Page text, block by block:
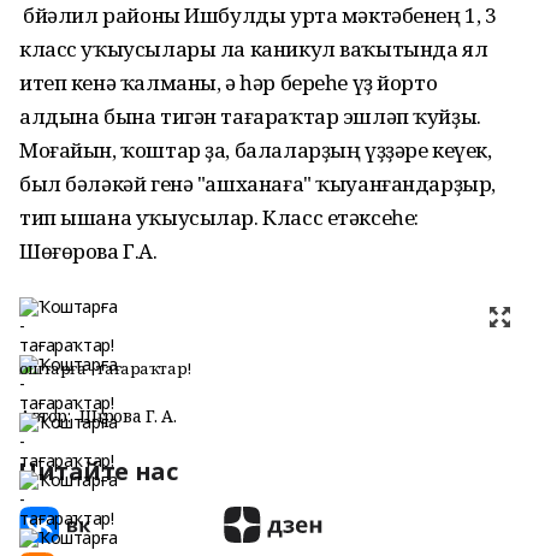
Әбйәлил районы Ишбулды урта мәктәбенең 1, 3
класс уҡыусылары ла каникул ваҡытында ял
итеп кенә ҡалманы, ә һәр береһе үҙ йорто
алдына бына тигән тағараҡтар эшләп ҡуйҙы.
Моғайын, ҡоштар ҙа, балаларҙың үҙҙәре кеүек,
был бәләкәй генә "ашханаға" ҡыуанғандарҙыр,
тип ышана уҡыусылар. Класс етәксеһе:
Шөғөрова Г.А.
Ҡоштарға - тағараҡтар!
Автор: Шөғөрова Г. А.
Читайте нас